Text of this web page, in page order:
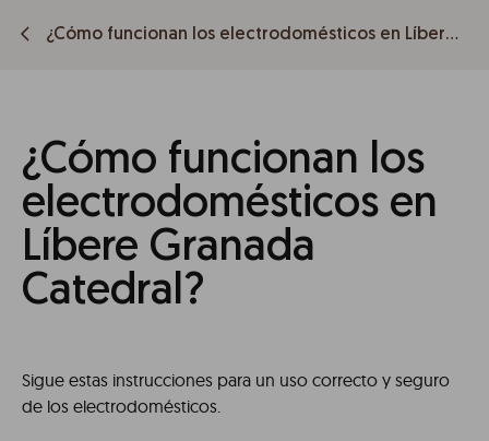
¿Cómo funcionan los electrodomésticos en Líbere Granada Catedral?
¿Cómo funcionan los
electrodomésticos en
Líbere Granada
Catedral?
Sigue estas instrucciones para un uso correcto y seguro
de los electrodomésticos.